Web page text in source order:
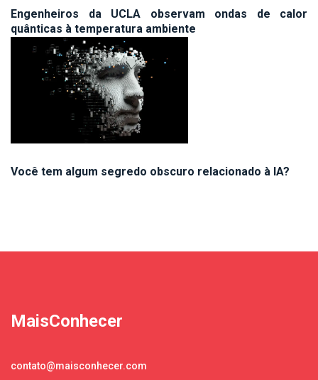
Engenheiros da UCLA observam ondas de calor
quânticas à temperatura ambiente
Você tem algum segredo obscuro relacionado à IA?
MaisConhecer
contato@maisconhecer.com